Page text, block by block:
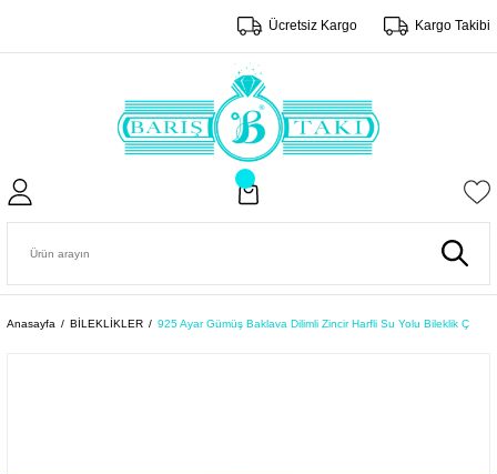
Ücretsiz Kargo Kargo Takibi
Anasayfa BİLEKLİKLER 925 Ayar Gümüş Baklava Dilimli Zincir Harfli Su Yolu Bileklik Ç